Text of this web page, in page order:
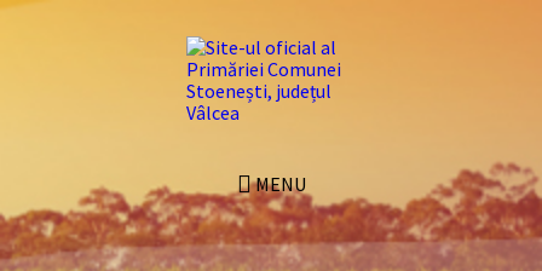
Skip
Skip
Skip
Skip
MENU